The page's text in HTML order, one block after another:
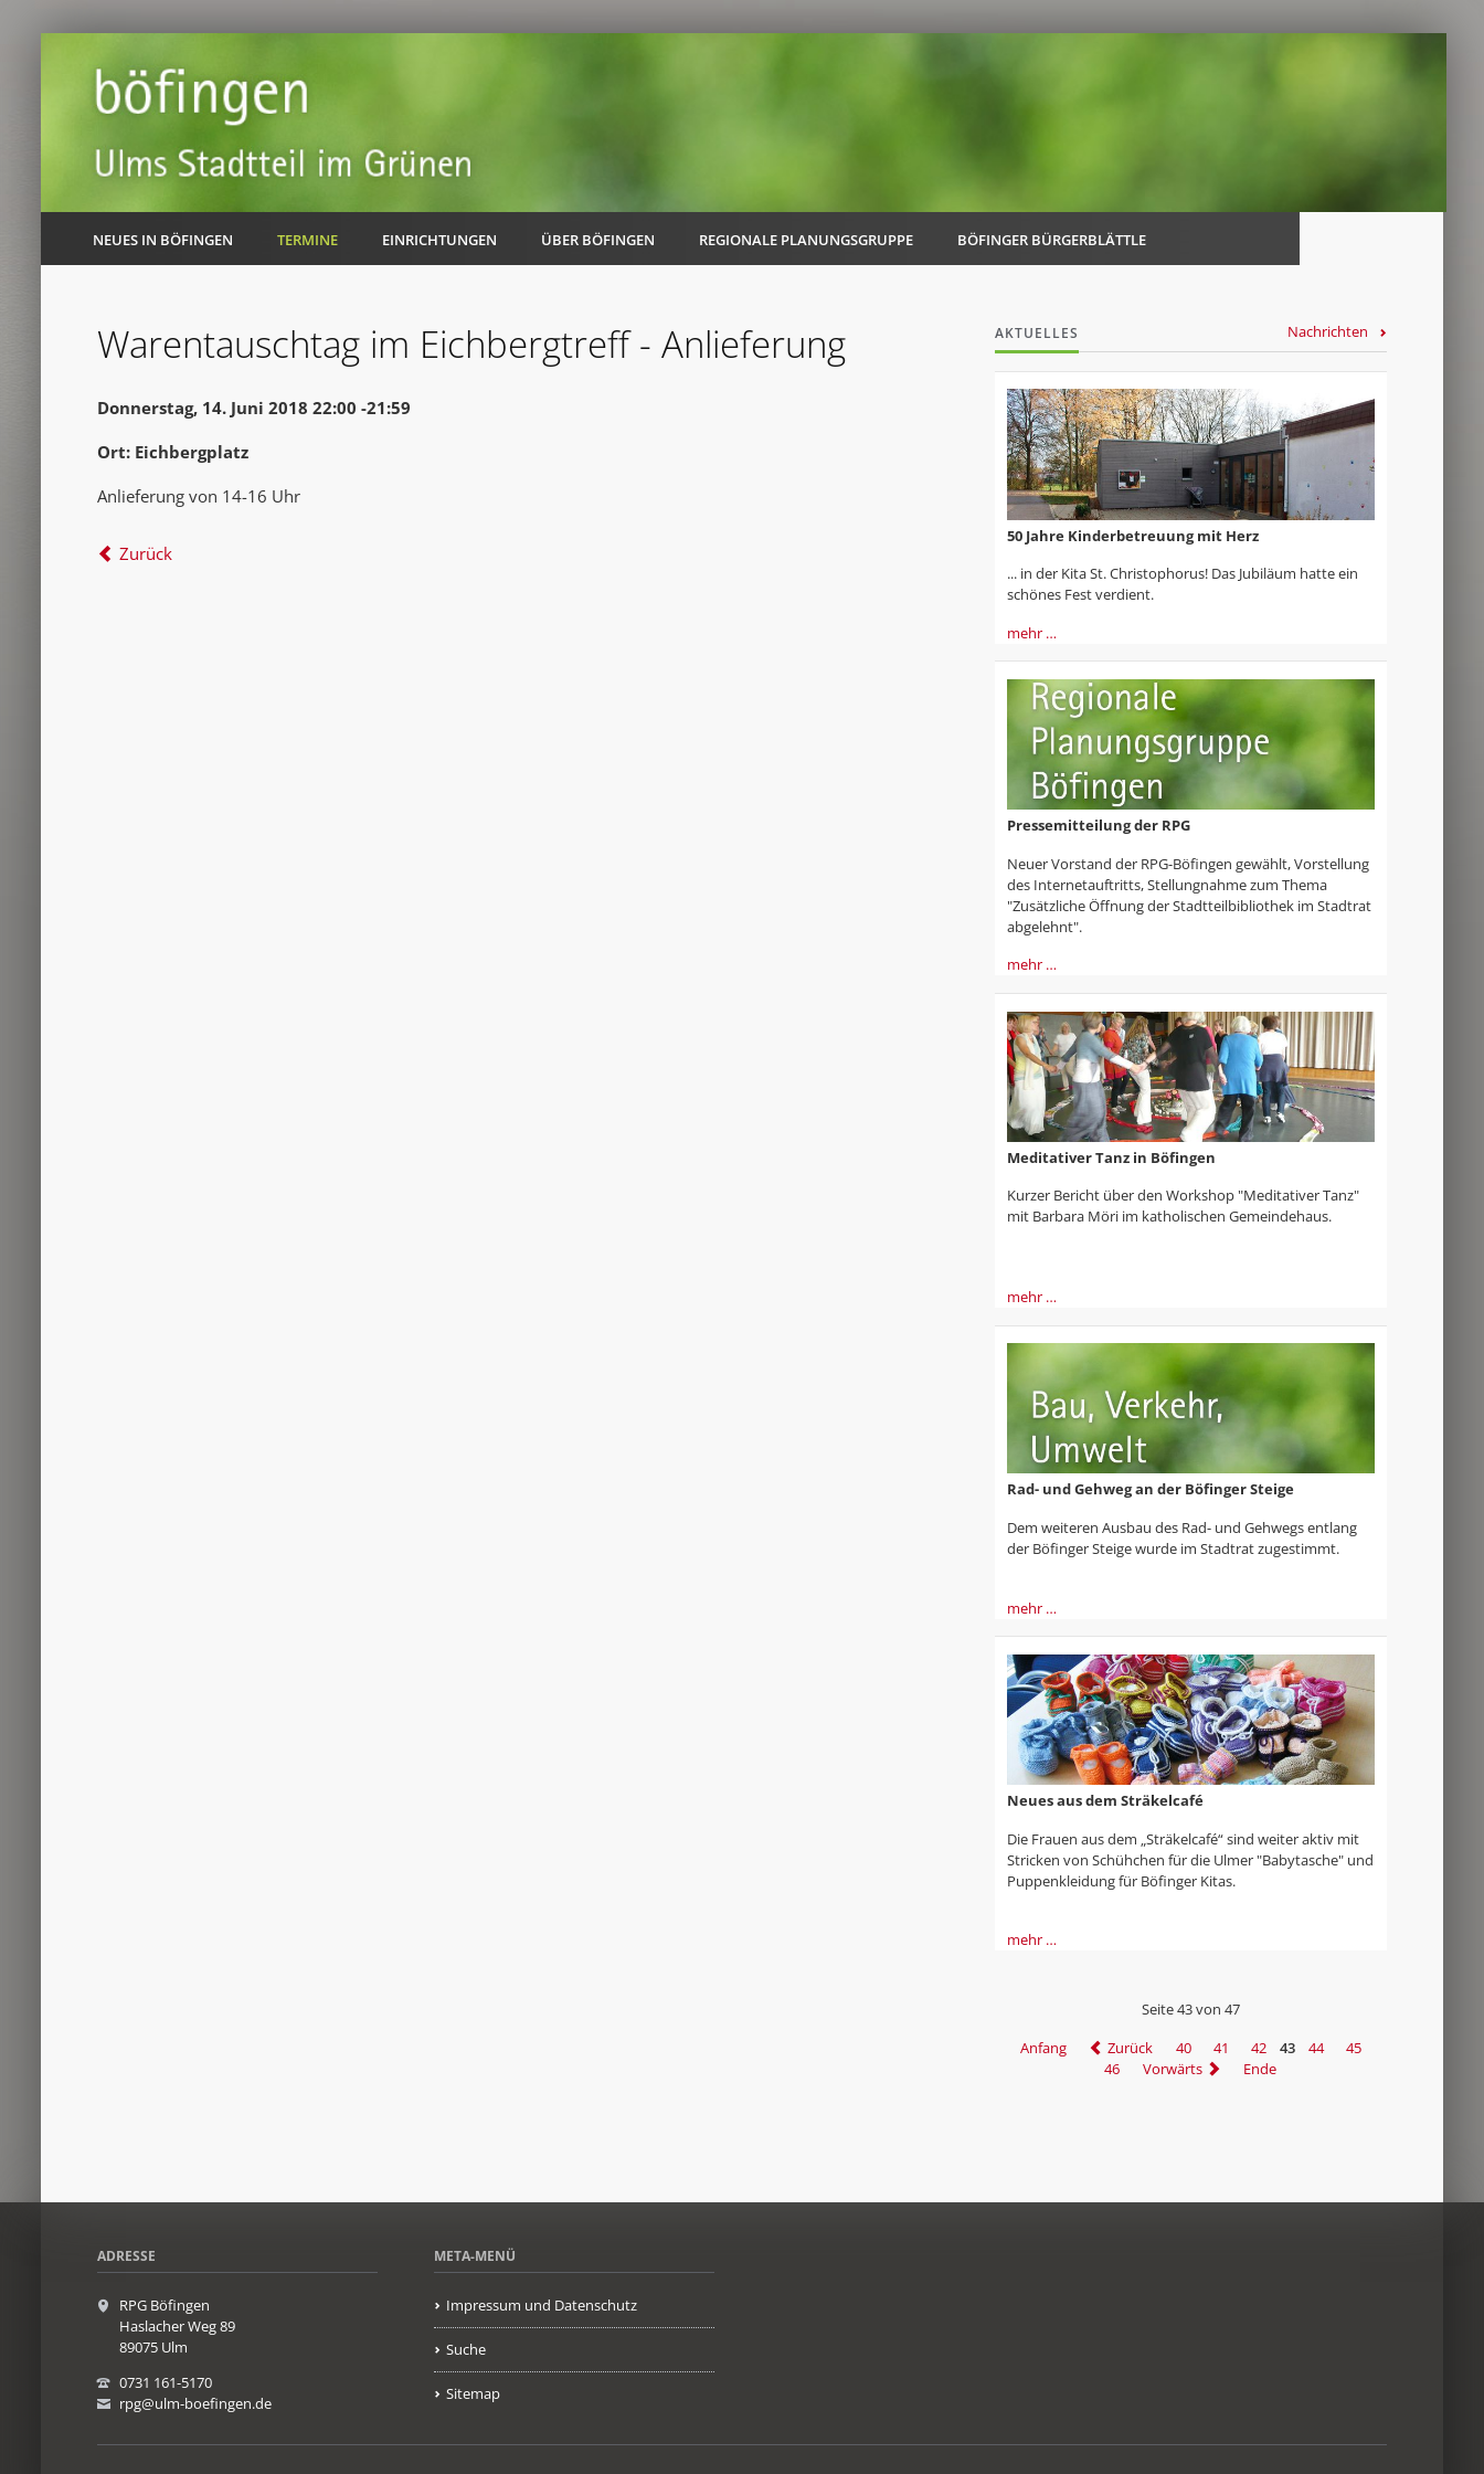
NEUES IN BÖFINGEN TERMINE EINRICHTUNGEN ÜBER BÖFINGEN REGIONALE PLANUNGSGRUPPE BÖFINGER BÜRGERBLÄTTLE
Warentauschtag im Eichbergtreff - Anlieferung
Donnerstag, 14. Juni 2018 22:00 -21:59
Ort: Eichbergplatz
Anlieferung von 14-16 Uhr
Zurück
AKTUELLES Nachrichten
50 Jahre Kinderbetreuung mit Herz
... in der Kita St. Christophorus! Das Jubiläum hatte ein
schönes Fest verdient.
mehr …
Pressemitteilung der RPG
Neuer Vorstand der RPG-Böfingen gewählt, Vorstellung
des Internetauftritts, Stellungnahme zum Thema
"Zusätzliche Öffnung der Stadtteilbibliothek im Stadtrat
abgelehnt".
mehr …
Meditativer Tanz in Böfingen
Kurzer Bericht über den Workshop "Meditativer Tanz"
mit Barbara Möri im katholischen Gemeindehaus.
mehr …
Rad- und Gehweg an der Böfinger Steige
Dem weiteren Ausbau des Rad- und Gehwegs entlang
der Böfinger Steige wurde im Stadtrat zugestimmt.
mehr …
Neues aus dem Sträkelcafé
Die Frauen aus dem „Sträkelcafé“ sind weiter aktiv mit
Stricken von Schühchen für die Ulmer "Babytasche" und
Puppenkleidung für Böfinger Kitas.
mehr …
Seite 43 von 47
Anfang
Zurück 40 41 42 43 44
45
46
Vorwärts Ende
ADRESSE
RPG Böfingen
Haslacher Weg 89
89075 Ulm
0731 161-5170
rpg@ulm-boefingen.de
META-MENÜ
Impressum und Datenschutz
Suche
Sitemap